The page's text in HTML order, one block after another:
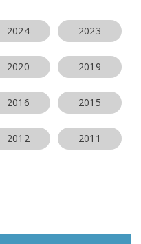
2024 2023
2020 2019
2016 2015
2012 2011